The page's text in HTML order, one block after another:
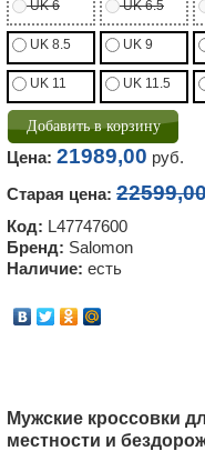
UK 6 UK 6.5
UK 8.5 UK 9
UK 11 UK 11.5
Цена: 21989,00 руб.
Старая цена:
Код: L47747600
Бренд: Salomon
Наличие: есть
Мужские кроссовки
местности и